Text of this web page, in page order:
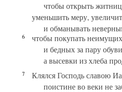
чтобы открыть
уменьшить меру,
и обманывать
6
чтобы покупать неимущих
и бедных за пару
а высевки из хлеба
7
Клялся Господь славою
поистине во веки не